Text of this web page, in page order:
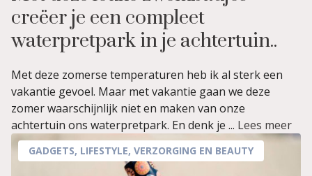
creëer je een compleet
waterpretpark in je achtertuin..
Met deze zomerse temperaturen heb ik al sterk een
vakantie gevoel. Maar met vakantie gaan we deze
zomer waarschijnlijk niet en maken van onze
achtertuin ons waterpretpark. En denk je ... Lees meer
GADGETS, LIFESTYLE, VERZORGING EN BEAUTY